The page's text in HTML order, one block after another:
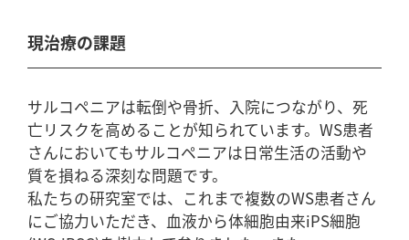
現治療の課題
サルコペニアは転倒や骨折、入院につながり、死
亡リスクを高めることが知られています。WS患者
さんにおいてもサルコペニアは日常生活の活動や
質を損ねる深刻な問題です。
私たちの研究室では、これまで複数のWS患者さん
にご協力いただき、血液から体細胞由来iPS細胞